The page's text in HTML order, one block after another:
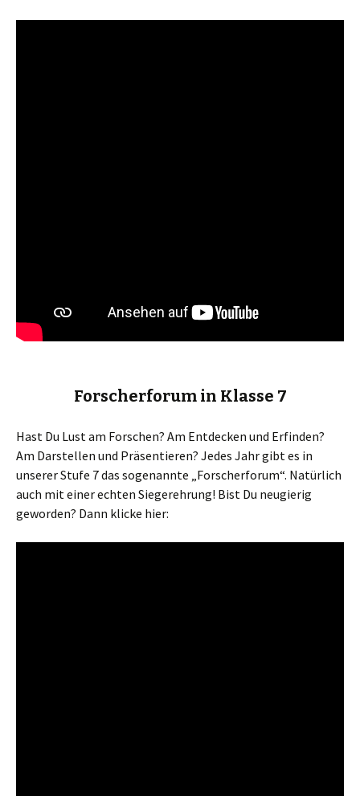
Forscherforum in Klasse 7
Hast Du Lust am Forschen? Am Entdecken und Erfinden?
Am Darstellen und Präsentieren? Jedes Jahr gibt es in
unserer Stufe 7 das sogenannte „Forscherforum“. Natürlich
auch mit einer echten Siegerehrung! Bist Du neugierig
geworden? Dann klicke hier: